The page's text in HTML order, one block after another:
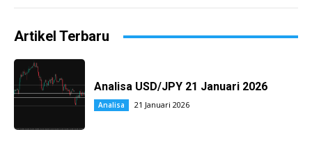
Artikel Terbaru
Analisa USD/JPY 21 Januari 2026
Analisa 21 Januari 2026